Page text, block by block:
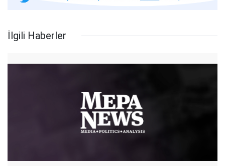
İlgili Haberler